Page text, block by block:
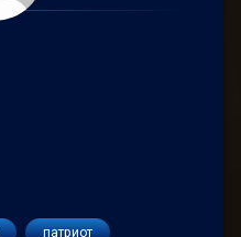
патриот